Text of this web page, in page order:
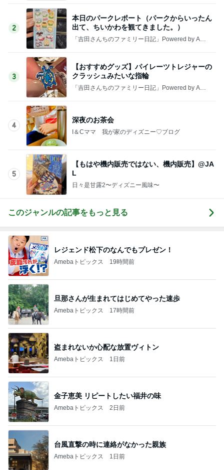
2
本日のパークレポート（パークからいったん
出て、ちいかわを観てきました。）
「吉田さんちのファミリー日記」Powered by Ame
ba 吉田さんファミリーオフィシャルブログ
3
【おすすめグッズ】パイレーツトレジャーの
クラッシュみたいな指輪
「吉田さんちのファミリー日記」Powered by Ame
ba 吉田さんファミリーオフィシャルブログ
4
深夜のお茶会
I＆Cママ 我が家のディズニー♡ブログ
5
【もはや機内販売ではない、機内販売】@JA
L
日々是甘露2〜ディズニー風味〜
このジャンルの記事をもっと見る
レジェンド松下のなんでもプレゼン！
Amebaトピックス 19時間前
旦那さんが生まれてはじめてやった速歩
Amebaトピックス 17時間前
盗まれないか心配な放置ヴィトン
Amebaトピックス 1日前
金子恵美 リピートしたい福井の味
Amebaトピックス 2日前
台風直撃の時に連絡がなかった親族
Amebaトピックス 1日前